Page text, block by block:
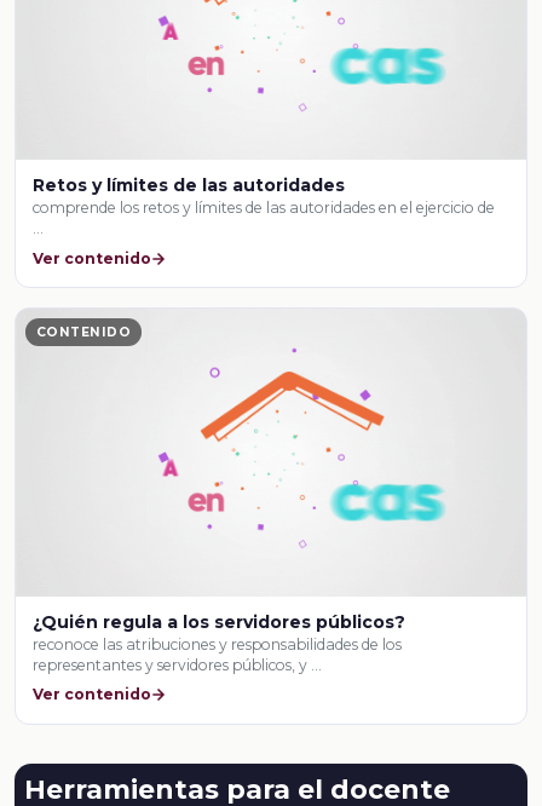
Retos y límites de las autoridades
comprende los retos y límites de las autoridades en el ejercicio de
…
Ver contenido
CONTENIDO
¿Quién regula a los servidores públicos?
reconoce las atribuciones y responsabilidades de los
representantes y servidores públicos, y …
Ver contenido
Herramientas para el docente